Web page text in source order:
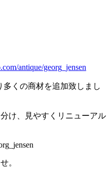
antique/georg_jensen
多くの商材を追加致しまし
け、見やすくリニューアル
。